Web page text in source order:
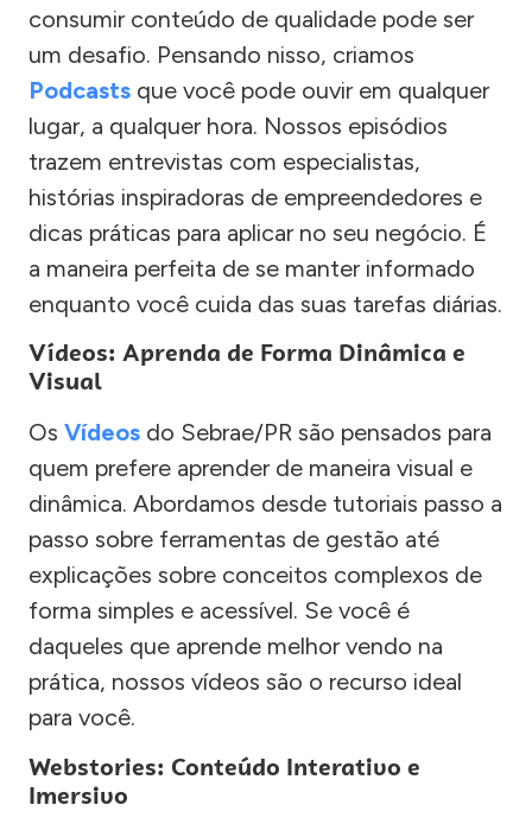
consumir conteúdo de qualidade pode ser
um desafio. Pensando nisso, criamos
Podcasts que você pode ouvir em qualquer
lugar, a qualquer hora. Nossos episódios
trazem entrevistas com especialistas,
histórias inspiradoras de empreendedores e
dicas práticas para aplicar no seu negócio. É
a maneira perfeita de se manter informado
enquanto você cuida das suas tarefas diárias.
Vídeos: Aprenda de Forma Dinâmica e
Visual
Os Vídeos do Sebrae/PR são pensados para
quem prefere aprender de maneira visual e
dinâmica. Abordamos desde tutoriais passo a
passo sobre ferramentas de gestão até
explicações sobre conceitos complexos de
forma simples e acessível. Se você é
daqueles que aprende melhor vendo na
prática, nossos vídeos são o recurso ideal
para você.
Webstories: Conteúdo Interativo e
Imersivo